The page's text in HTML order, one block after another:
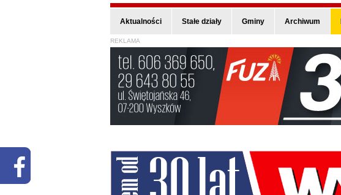
Aktualności Stałe działy Gminy Archiwum
REKLAMA